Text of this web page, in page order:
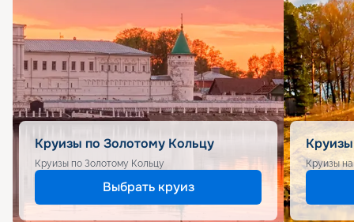
Круизы по Золотому Кольцу
Круизы по Золотому Кольцу
Выбрать круиз
Круизы